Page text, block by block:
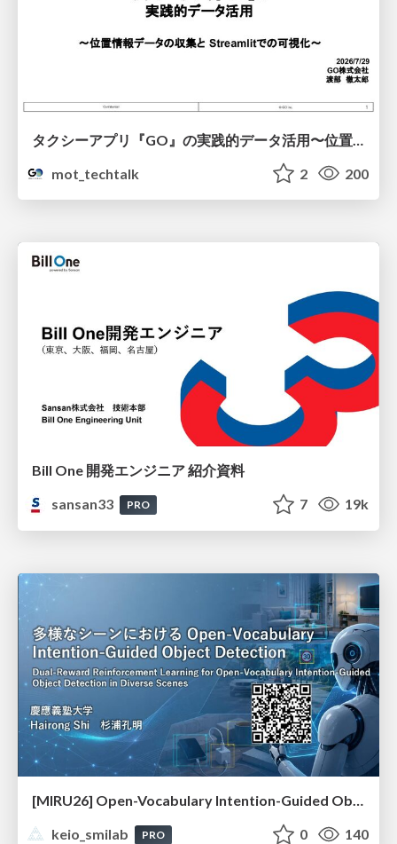
mot_techtalk
2 200
Bill One 開発エンジニア 紹介資料
sansan33
PRO 7 19k
[MIRU26] Open-Vocabulary Intention-Guided Object Detection in Diverse Scenes
keio_smilab
PRO 0 140